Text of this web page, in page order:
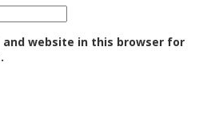
and website in this browser for